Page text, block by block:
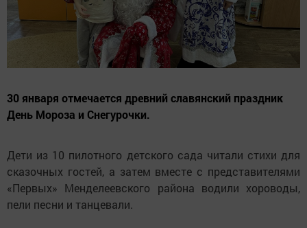
30 января отмечается древний славянский праздник
День Мороза и Снегурочки.
Дети из 10 пилотного детского сада читали стихи для
сказочных гостей, а затем вместе с представителями
«Первых» Менделеевского района водили хороводы,
пели песни и танцевали.